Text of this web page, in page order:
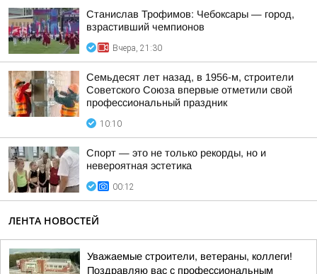
Станислав Трофимов: Чебоксары — город,
взрастивший чемпионов
Вчера, 21:30
Семьдесят лет назад, в 1956-м, строители
Советского Союза впервые отметили свой
профессиональный праздник
10:10
Спорт — это не только рекорды, но и
невероятная эстетика
00:12
ЛЕНТА НОВОСТЕЙ
Уважаемые строители, ветераны, коллеги!
Поздравляю вас с профессиональным